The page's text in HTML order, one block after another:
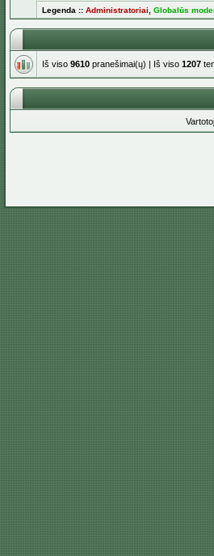
Legenda :: Administratoriai Globalūs
Iš viso 9610 pranešimai(ų) | Iš viso 1207